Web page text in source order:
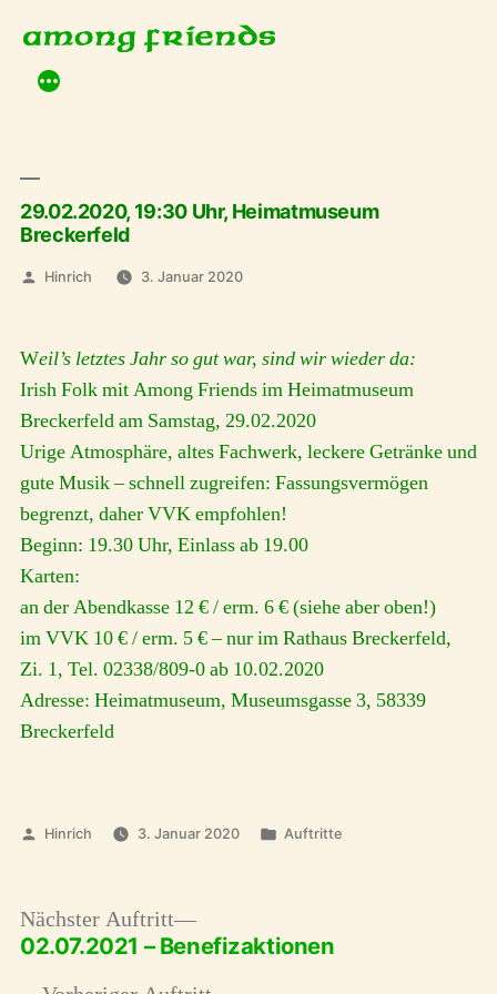
Inhalt
springen
29.02.2020, 19:30 Uhr, Heimatmuseum
Breckerfeld
Veröffentlicht
Hinrich 3. Januar 2020
Weil’s letztes Jahr so gut war, sind wir wieder da:
Irish Folk mit Among Friends im Heimatmuseum
Breckerfeld am Samstag, 29.02.2020
Urige Atmosphäre, altes Fachwerk, leckere Getränke und
gute Musik – schnell zugreifen: Fassungsvermögen
begrenzt, daher VVK empfohlen!
Beginn: 19.30 Uhr, Einlass ab 19.00
Karten:
an der Abendkasse 12 € / erm. 6 € (siehe aber oben!)
im VVK 10 € / erm. 5 € – nur im Rathaus Breckerfeld,
Zi. 1, Tel. 02338/809-0 ab 10.02.2020
Adresse: Heimatmuseum, Museumsgasse 3, 58339
Breckerfeld
Veröffentlicht
Hinrich 3. Januar 2020
Veröffentlicht
Auftritte
Nächster Auftritt
Nächster
Auftritt:
02.07.2021 – Benefizaktionen